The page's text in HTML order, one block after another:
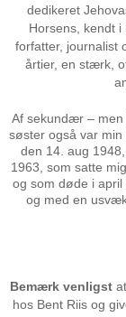
dedikeret
Horsens, kendt
forfatter, journalist
årtier, en stærk,
Af sekundær – men
søster også var min
den 14. aug
1963, som satte
og som døde i
og med en
Bemærk venligstat
hos Bent Riis og